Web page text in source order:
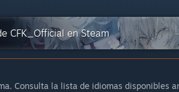
CFK_Official en Steam
Consulta la lista de idiomas disponibles